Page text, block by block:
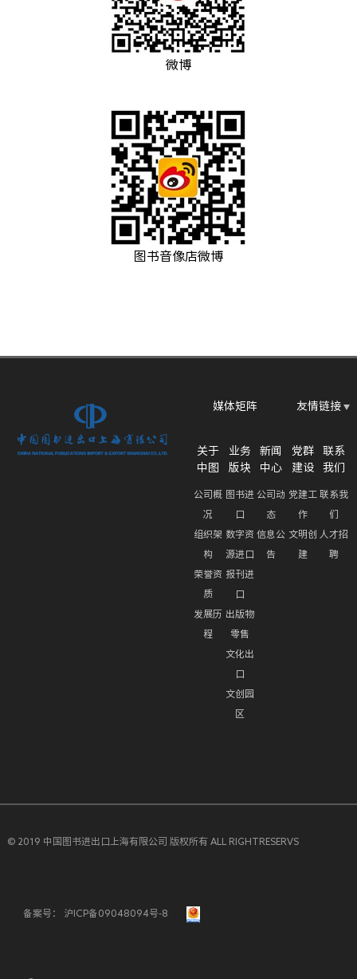
微博
图书音像店微博
友情链接
媒体矩阵
关于
中图
公司概
况
组织架
构
荣誉资
质
发展历
程
业务
版块
图书进
口
数字资
源进口
报刊进
口
出版物
零售
文化出
口
文创园
区
新闻
中心
公司动
态
信息公
告
党群
建设
党建工
作
文明创
建
联系
我们
联系我
们
人才招
聘
© 2019 中国图书进出口上海有限公司 版权所有 ALL RIGHTRESERVS
备案号： 沪ICP备09048094号-8